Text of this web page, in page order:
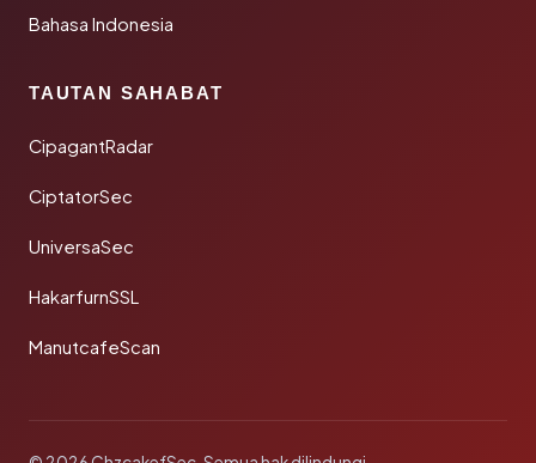
Bahasa Indonesia
TAUTAN SAHABAT
CipagantRadar
CiptatorSec
UniversaSec
HakarfurnSSL
ManutcafeScan